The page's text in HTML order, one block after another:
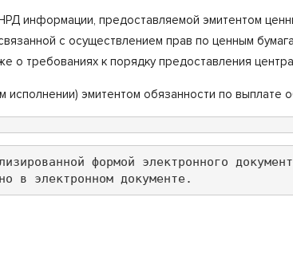
информации, предоставляемой эмитентом
с осуществлением прав по ценным
о требованиях к порядку предоставления
исполнении) эмитентом обязанности по
формой электронного
в электронном документе.